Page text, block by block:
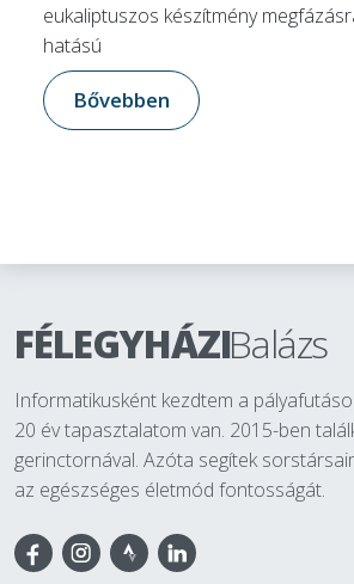
eukaliptuszos készítmény
hatású
Bővebben
FÉLEGYHÁZIBalázs
Informatikusként kezdtem a
20 év tapasztalatom van. 2015-ben
gerinctornával. Azóta segítek
az egészséges életmód fontosságát.
Facebook